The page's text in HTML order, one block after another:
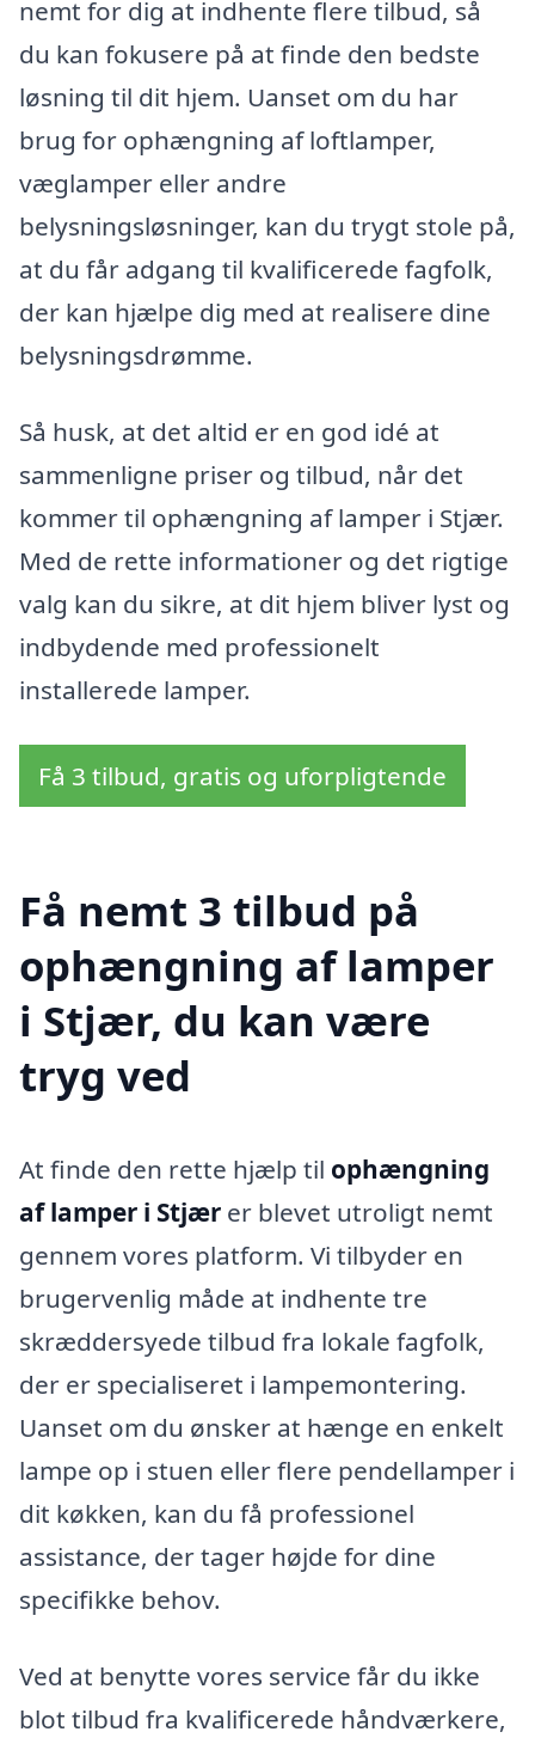
nemt for dig at indhente flere tilbud, så
du kan fokusere på at finde den bedste
løsning til dit hjem. Uanset om du har
brug for ophængning af loftlamper,
væglamper eller andre
belysningsløsninger, kan du trygt stole på,
at du får adgang til kvalificerede fagfolk,
der kan hjælpe dig med at realisere dine
belysningsdrømme.
Så husk, at det altid er en god idé at
sammenligne priser og tilbud, når det
kommer til ophængning af lamper i Stjær.
Med de rette informationer og det rigtige
valg kan du sikre, at dit hjem bliver lyst og
indbydende med professionelt
installerede lamper.
Få 3 tilbud, gratis og uforpligtende
Få nemt 3 tilbud på
ophængning af lamper
i Stjær, du kan være
tryg ved
At finde den rette hjælp til ophængning
af lamper i Stjær er blevet utroligt nemt
gennem vores platform. Vi tilbyder en
brugervenlig måde at indhente tre
skræddersyede tilbud fra lokale fagfolk,
der er specialiseret i lampemontering.
Uanset om du ønsker at hænge en enkelt
lampe op i stuen eller flere pendellamper i
dit køkken, kan du få professionel
assistance, der tager højde for dine
specifikke behov.
Ved at benytte vores service får du ikke
blot tilbud fra kvalificerede håndværkere,